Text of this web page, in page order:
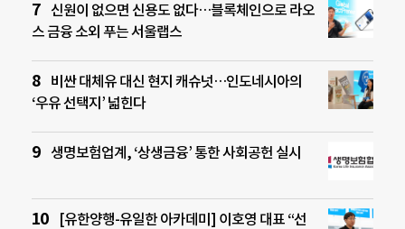
신원이 없으면 신용도 없다…블록체인으로 라오
스 금융 소외 푸는 서울랩스
비싼 대체유 대신 현지 캐슈넛…인도네시아의
‘우유 선택지’ 넓힌다
생명보험업계, ‘상생금융’ 통한 사회공헌 실시
[유한양행-유일한 아카데미] 이호영 대표 “선